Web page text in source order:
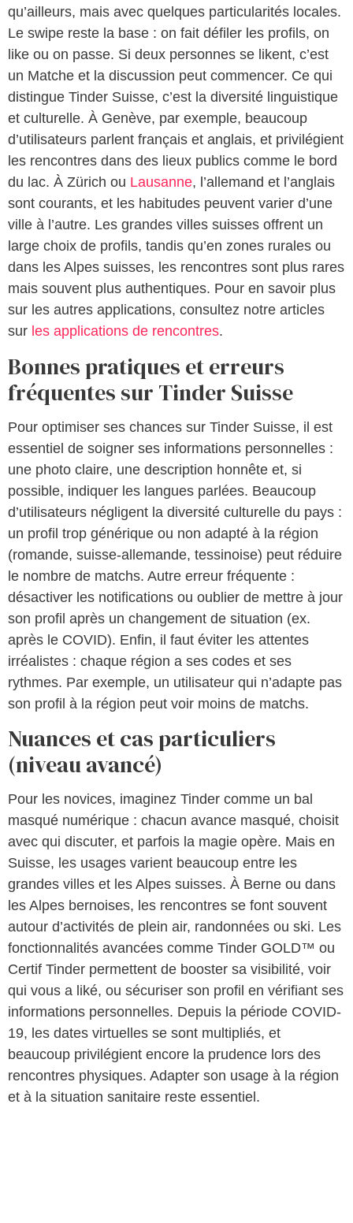
qu’ailleurs, mais avec quelques particularités locales.
Le swipe reste la base : on fait défiler les profils, on
like ou on passe. Si deux personnes se likent, c’est
un Matche et la discussion peut commencer. Ce qui
distingue Tinder Suisse, c’est la diversité linguistique
et culturelle. À Genève, par exemple, beaucoup
d’utilisateurs parlent français et anglais, et privilégient
les rencontres dans des lieux publics comme le bord
du lac. À Zürich ou Lausanne, l’allemand et l’anglais
sont courants, et les habitudes peuvent varier d’une
ville à l’autre. Les grandes villes suisses offrent un
large choix de profils, tandis qu’en zones rurales ou
dans les Alpes suisses, les rencontres sont plus rares
mais souvent plus authentiques. Pour en savoir plus
sur les autres applications, consultez notre articles
sur les applications de rencontres.
Bonnes pratiques et erreurs
fréquentes sur Tinder Suisse
Pour optimiser ses chances sur Tinder Suisse, il est
essentiel de soigner ses informations personnelles :
une photo claire, une description honnête et, si
possible, indiquer les langues parlées. Beaucoup
d’utilisateurs négligent la diversité culturelle du pays :
un profil trop générique ou non adapté à la région
(romande, suisse-allemande, tessinoise) peut réduire
le nombre de matchs. Autre erreur fréquente :
désactiver les notifications ou oublier de mettre à jour
son profil après un changement de situation (ex.
après le COVID). Enfin, il faut éviter les attentes
irréalistes : chaque région a ses codes et ses
rythmes. Par exemple, un utilisateur qui n’adapte pas
son profil à la région peut voir moins de matchs.
Nuances et cas particuliers
(niveau avancé)
Pour les novices, imaginez Tinder comme un bal
masqué numérique : chacun avance masqué, choisit
avec qui discuter, et parfois la magie opère. Mais en
Suisse, les usages varient beaucoup entre les
grandes villes et les Alpes suisses. À Berne ou dans
les Alpes bernoises, les rencontres se font souvent
autour d’activités de plein air, randonnées ou ski. Les
fonctionnalités avancées comme Tinder GOLD™ ou
Certif Tinder permettent de booster sa visibilité, voir
qui vous a liké, ou sécuriser son profil en vérifiant ses
informations personnelles. Depuis la période COVID-
19, les dates virtuelles se sont multipliés, et
beaucoup privilégient encore la prudence lors des
rencontres physiques. Adapter son usage à la région
et à la situation sanitaire reste essentiel.